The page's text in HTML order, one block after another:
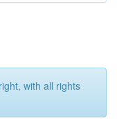
with all rights